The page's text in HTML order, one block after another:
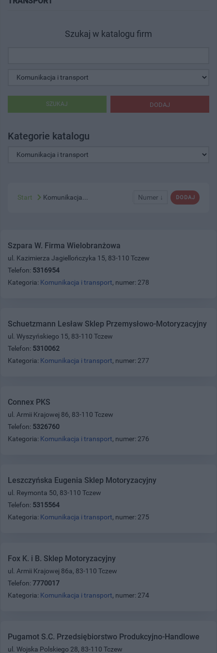
Szukaj w katalogu firm
DODAJ
SZUKAJ
Kategorie katalogu
DODAJ
Numer ↓
Start Komunikacja...
Szpara W. Firma Wielobranżowa
ul. Kazimierza Jagiellończyka 15, 83-110 Tczew
Telefon: 5316954
Kategoria: Komunikacja i transport, numer: 278
Schuetzmann Lesław Sklep Przemysłowo-Motoryzacyjny
ul. Wyszyńskiego 15, 83-110 Tczew
Telefon: 5310062
Kategoria: Komunikacja i transport, numer: 277
Connex PKS
ul. Armii Krajowej 86, 83-110 Tczew
Telefon: 5326760
Kategoria: Komunikacja i transport, numer: 276
Leszczyńska Eugenia Sklep Motoryzacyjny
ul. Reymonta 50, 83-110 Tczew
Telefon: 5315564
Kategoria: Komunikacja i transport, numer: 275
Fox K. i B. Sklep Motoryzacyjny
ul. Armii Krajowej 86a, 83-110 Tczew
Telefon: 7770017
Kategoria: Komunikacja i transport, numer: 274
Pugamot S.C. Przedsiębiorstwo Produkcyjno-Handlowe
ul. Wojska Polskiego 28, 83-110 Tczew